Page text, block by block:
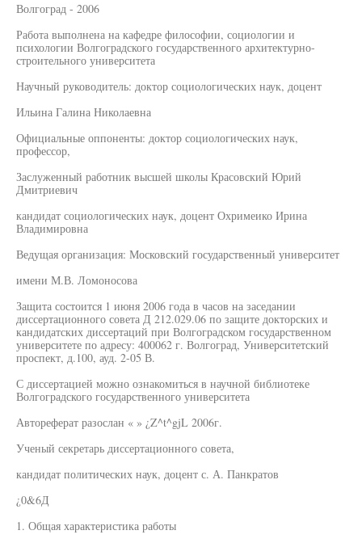
Волгоград - 2006
Работа выполнена на кафедре философии, социологии и
психологии Волгоградского государственного архитектурно-
строительного университета
Научный руководитель: доктор социологических наук, доцент
Ильина Галина Николаевна
Официальные оппоненты: доктор социологических наук,
профессор,
Заслуженный работник высшей школы Красовский Юрий
Дмитриевич
кандидат социологических наук, доцент Охримеико Ирина
Владимировна
Ведущая организация: Московский государственный университет
имени М.В. Ломоносова
Защита состоится 1 июня 2006 года в часов на заседании
диссертационного совета Д 212.029.06 по защите докторских и
кандидатских диссертаций при Волгоградском государственном
университете по адресу: 400062 г. Волгоград, Университетский
проспект, д.100, ауд. 2-05 В.
С диссертацией можно ознакомиться в научной библиотеке
Волгоградского государственного университета
Автореферат разослан « » ¿Z^t^gjL 2006г.
Ученый секретарь диссертационного совета,
кандидат политических наук, доцент с. А. Панкратов
¿0&6Д
1. Общая характеристика работы